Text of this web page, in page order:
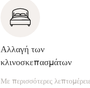
Αλλαγή των
κλινοσκεπασμάτων
Με περισσότερες
оставленный вами в